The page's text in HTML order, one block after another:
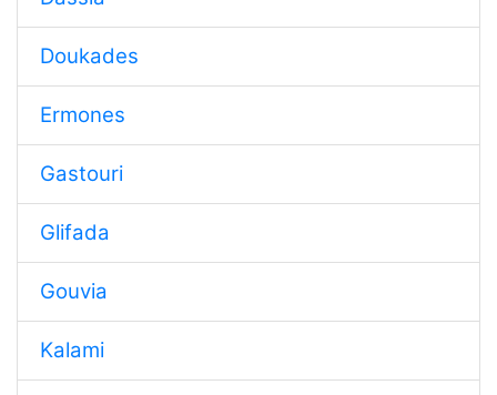
Doukades
Ermones
Gastouri
Glifada
Gouvia
Kalami